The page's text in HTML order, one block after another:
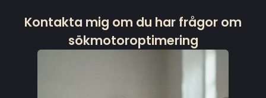
Kontakta mig om du har frågor om
sökmotoroptimering